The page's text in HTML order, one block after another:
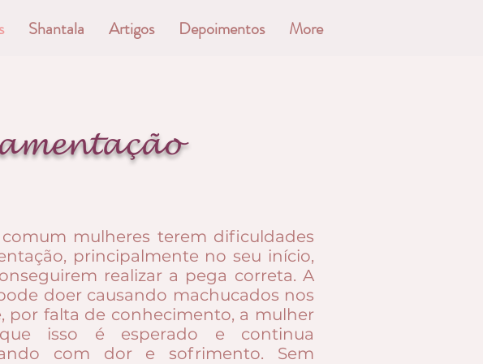
Shantala Artigos Depoimentos More
mulheres terem dificuldades
principalmente no seu início,
realizar a pega correta. A
doer causando machucados nos
por falta de conhecimento, a mulher
isso é esperado e continua
com dor e sofrimento. Sem